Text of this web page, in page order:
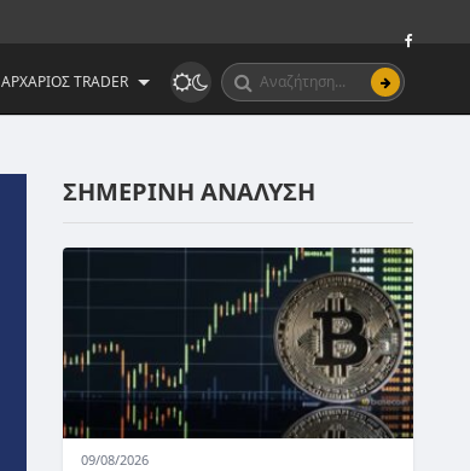
ΑΡΧΑΡΙΟΣ TRADER
ΣΗΜΕΡΙΝΗ ΑΝΑΛΥΣΗ
09/08/2026